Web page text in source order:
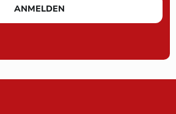
ANMELDEN